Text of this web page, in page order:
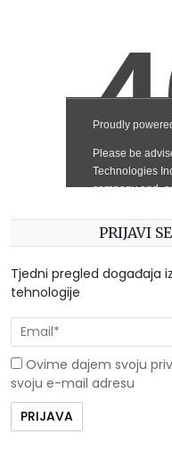
PRIJAVI
Tjedni pregled događaja
tehnologije
Ovime dajem svoju
svoju e-mail adresu